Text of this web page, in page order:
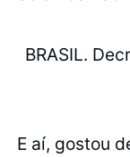
BRASIL.
E aí, gostou